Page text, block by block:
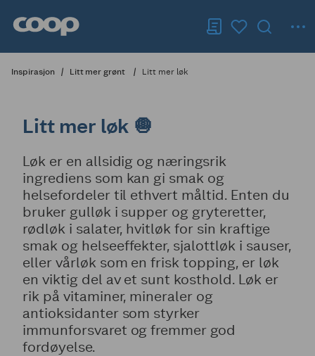
Inspirasjon Litt mer grønt Litt mer løk
Litt mer løk 🧅
Løk er en allsidig og næringsrik
ingrediens som kan gi smak og
helsefordeler til ethvert måltid. Enten du
bruker gulløk i supper og gryteretter,
rødløk i salater, hvitløk for sin kraftige
smak og helseeffekter, sjalottløk i sauser,
eller vårløk som en frisk topping, er løk
en viktig del av et sunt kosthold. Løk er
rik på vitaminer, mineraler og
antioksidanter som styrker
immunforsvaret og fremmer god
fordøyelse.